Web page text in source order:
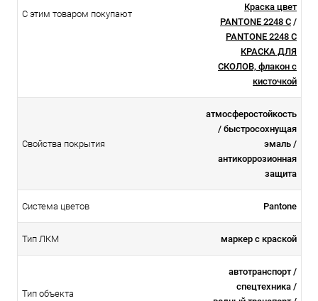
С этим товаром покупают
Краска цвет
PANTONE 2248 C /
PANTONE 2248 C
КРАСКА ДЛЯ
СКОЛОВ, флакон с
кисточкой
Свойства покрытия
атмосферостойкоcть
/ быстросохнущая
эмаль /
антикоррозионная
защита
Система цветов Pantone
Тип ЛКМ маркер с краской
Тип объекта
автотранспорт /
спецтехника /